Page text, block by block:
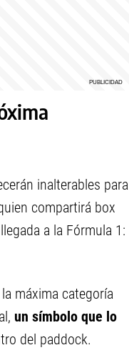
inalterables para
compartirá box
a la Fórmula 1:
máxima categoría
un símbolo que lo
del paddock.